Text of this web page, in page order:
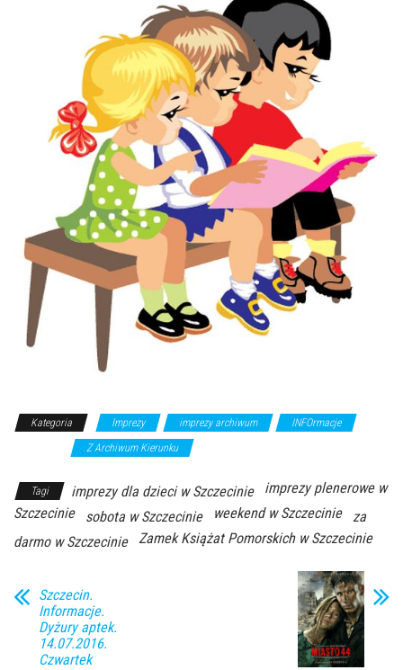
Kategoria Imprezy imprezy archiwum
INFOrmacje
Z Archiwum Kierunku
Tagi imprezy dla dzieci w Szczecinie
imprezy plenerowe w
Szczecinie
sobota w Szczecinie weekend w Szczecinie
za
darmo w Szczecinie
Zamek Książat Pomorskich w Szczecinie
Szczecin.
Informacje.
Dyżury aptek.
14.07.2016.
Czwartek